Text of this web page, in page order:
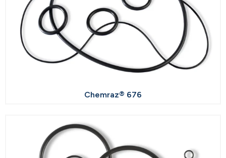
Chemraz® 676